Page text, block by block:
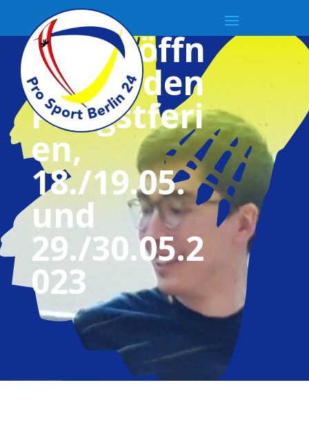
Hallenöffn
ung in den
Pfingstferi
en,
18./19.05.
und
29./30.05.2
023